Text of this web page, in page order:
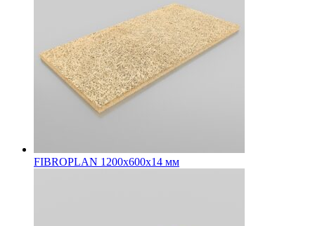
FIBROPLAN 1200х600х14 мм